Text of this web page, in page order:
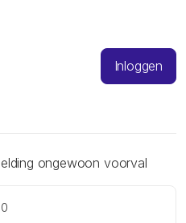
Inloggen
ongewoon voorval